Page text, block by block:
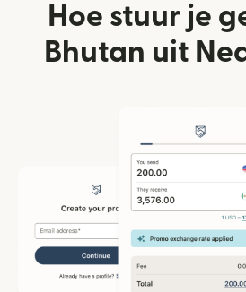
Hoe stuur je
Bhutan uit